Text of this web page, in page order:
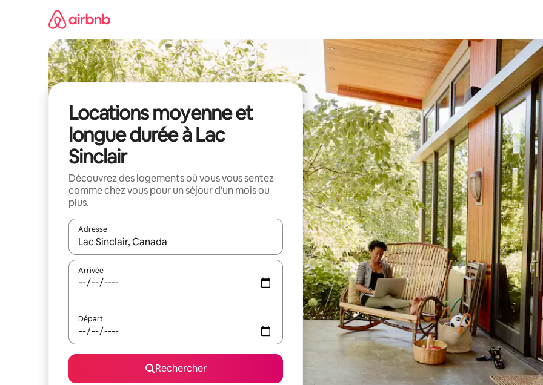
Locations moyenne et
longue durée à Lac
Sinclair
Découvrez des logements où vous vous sentez
comme chez vous pour un séjour d'un mois ou
plus.
Adresse
Lorsque les résultats s'affichent, utilisez les flèches vers le haut et vers le bas pour les parcourir ou en appuyant et en
Arrivée
Départ
Rechercher